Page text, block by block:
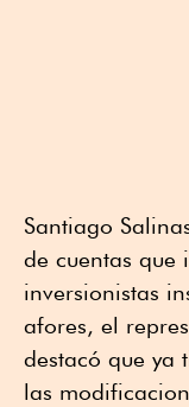
Santiago
de cuentas que
inversionistas
afores, el
destacó que ya
las